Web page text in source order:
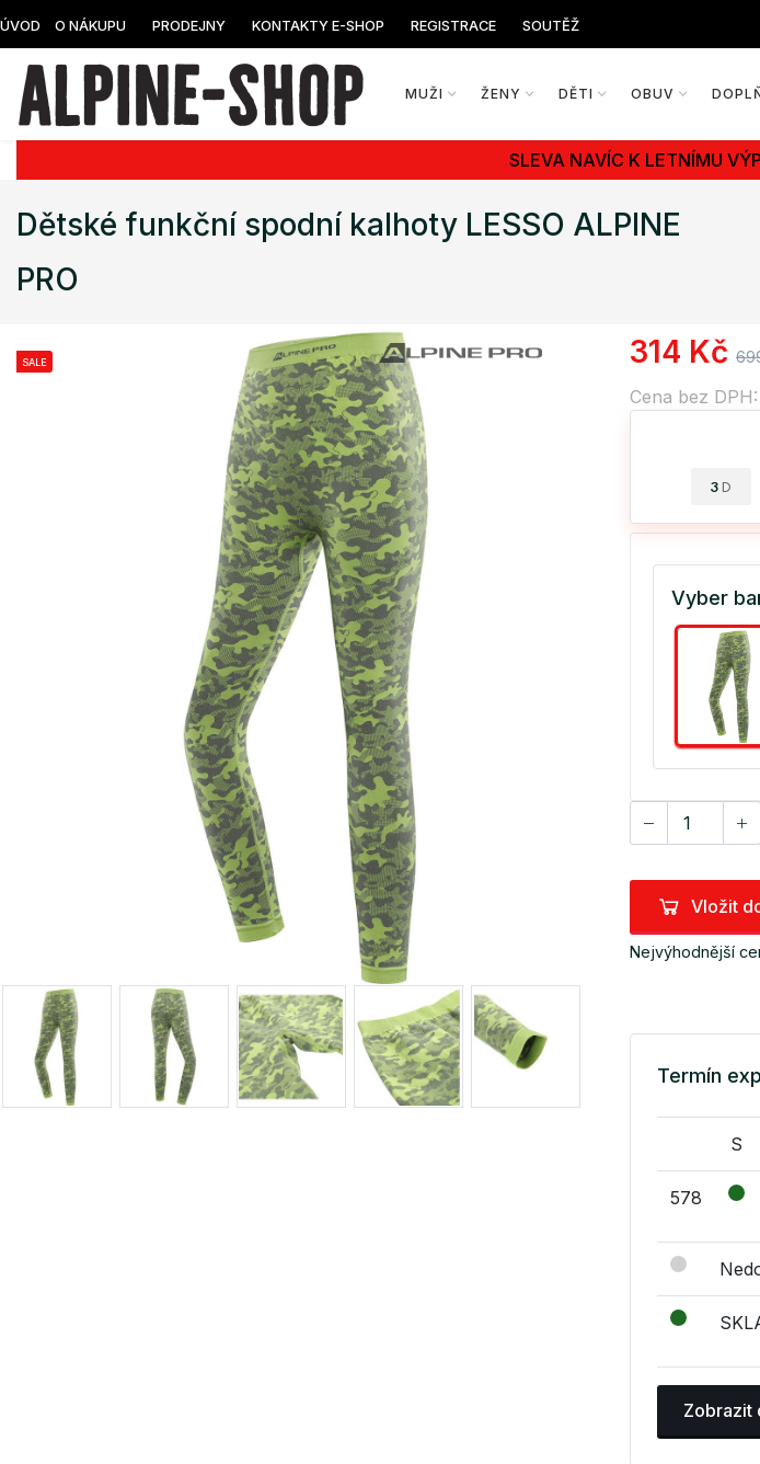
ÚVOD O NÁKUPU PRODEJNY KONTAKTY E-SHOP REGISTRACE SOUTĚŽ
MUŽI ŽENY DĚTI OBUV
SLEVA NAVÍC K LETNÍMU
Dětské funkční spodní kalhoty LESSO ALPINE
PRO
SALE 314 Kč
Cena bez
3 D
Vyber
Vložit
Nejvýhodnější
Termín
S
578
Zobrazit